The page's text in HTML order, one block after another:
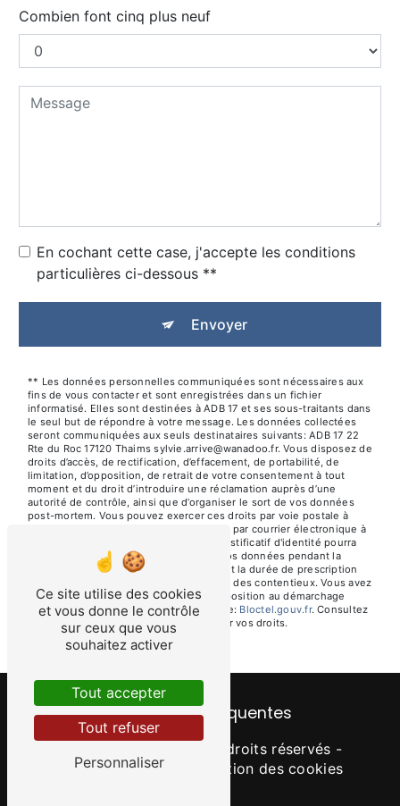
Combien font cinq plus neuf
En cochant cette case, j'accepte les conditions
particulières ci-dessous **
Envoyer
** Les données personnelles communiquées sont nécessaires aux
fins de vous contacter et sont enregistrées dans un fichier
informatisé. Elles sont destinées à ADB 17 et ses sous-traitants dans
le seul but de répondre à votre message. Les données collectées
seront communiquées aux seuls destinataires suivants: ADB 17 22
Rte du Roc 17120 Thaims sylvie.arrive@wanadoo.fr. Vous disposez de
droits d’accès, de rectification, d’effacement, de portabilité, de
limitation, d’opposition, de retrait de votre consentement à tout
moment et du droit d’introduire une réclamation auprès d’une
autorité de contrôle, ainsi que d’organiser le sort de vos données
post-mortem. Vous pouvez exercer ces droits par voie postale à
l'adresse 22 Rte du Roc 17120 Thaims ou par courrier électronique à
l'adresse sylvie.arrive@wanadoo.fr. Un justificatif d'identité pourra
vous être demandé. Nous conservons vos données pendant la
période de prise de contact puis pendant la durée de prescription
légale aux fins probatoires et de gestion des contentieux. Vous avez
le droit de vous inscrire sur la liste d'opposition au démarchage
téléphonique, disponible à cette adresse:
Bloctel.gouv.fr. Consultez
le site cnil.fr pour plus d’informations sur vos droits.
Recherches fréquentes
- 2026 - Tous droits réservés -
Mentions légales
Gestion des cookies
Ce site utilise des cookies
et vous donne le contrôle
sur ceux que vous
souhaitez activer
Tout accepter
Tout refuser
Personnaliser